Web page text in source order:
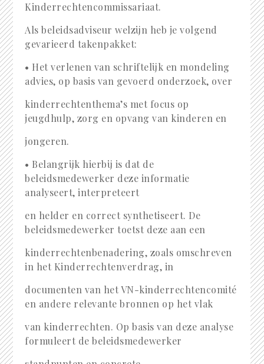
Kinderrechtencommissariaat.
Als beleidsadviseur welzijn heb je volgend
gevarieerd takenpakket:
• Het verlenen van schriftelijk en mondeling
advies, op basis van gevoerd onderzoek, over
kinderrechtenthema’s met focus op
jeugdhulp, zorg en opvang van kinderen en
jongeren.
• Belangrijk hierbij is dat de
beleidsmedewerker deze informatie
analyseert, interpreteert
en helder en correct synthetiseert. De
beleidsmedewerker toetst deze aan een
kinderrechtenbenadering, zoals omschreven
in het Kinderrechtenverdrag, in
documenten van het VN-kinderrechtencomité
en andere relevante bronnen op het vlak
van kinderrechten. Op basis van deze analyse
formuleert de beleidsmedewerker